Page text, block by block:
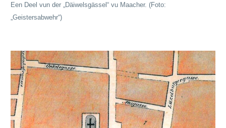
Een Deel vun der „Däiwelsgässel“ vu Maacher. (Foto:
„Geistersabwehr“)